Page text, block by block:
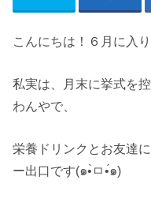
こんにちは！６月に入
私実は、月末に挙式を
わんやで、
栄養ドリンクとお友達
ー出口です(๑•̀ㅁ•́๑)